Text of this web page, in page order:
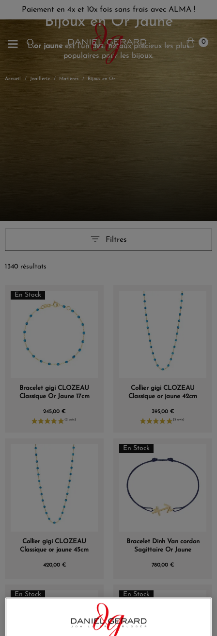
Paiement en 4x et 10x fois sans frais avec ALMA !
0
Accueil Joaillerie Matières Bijoux en Or
Bijoux en Or Jaune
L'or jauneest l'un des métaux précieux les plus
populaires pour les bijoux.
Filtres
1340 résultats
En Stock
Bracelet gigi CLOZEAU
Classique Or Jaune 17cm
245,00 €
Collier gigi CLOZEAU
Classique or jaune 42cm
395,00 €
Collier gigi CLOZEAU
Classique or jaune 45cm
420,00 €
En Stock
Bracelet Dinh Van cordon
Sagittaire Or Jaune
780,00 €
En Stock En Stock